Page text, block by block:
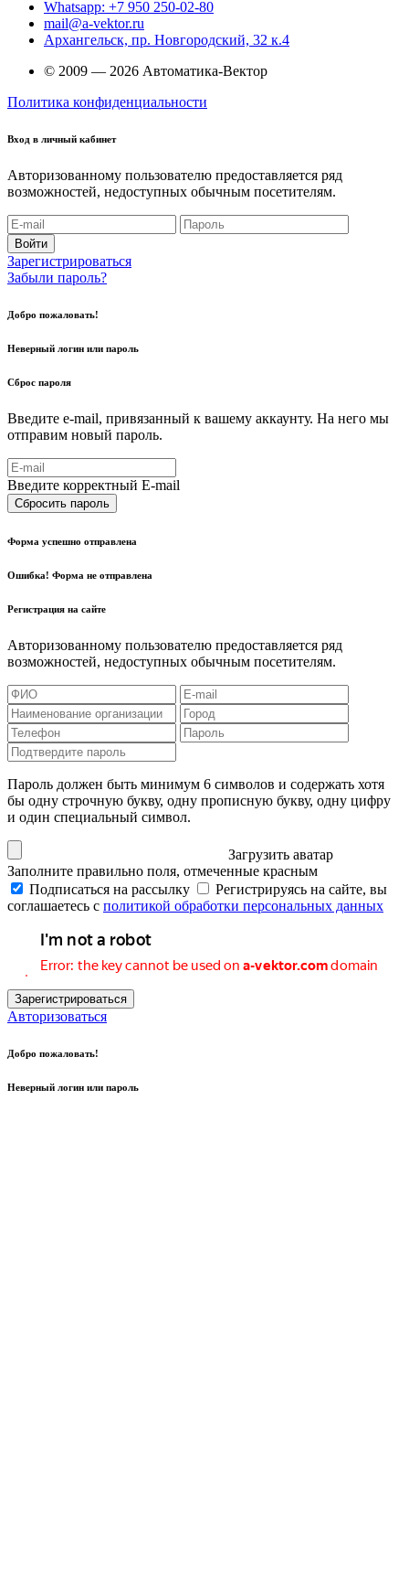
Whatsapp: +7 950 250-02-80
mail@a-vektor.ru
Архангельск, пр. Новгородский, 32 к.4
© 2009 — 2026 Автоматика-Вектор
Политика конфиденциальности
Вход в личный кабинет
Авторизованному пользователю предоставляется ряд
возможностей, недоступных обычным посетителям.
Войти
Зарегистрироваться
Забыли пароль?
Добро пожаловать!
Неверный логин или пароль
Сброс пароля
Введите e-mail, привязанный к вашему аккаунту. На него мы
отправим новый пароль.
Введите корректный E-mail
Сбросить пароль
Форма успешно отправлена
Ошибка! Форма не отправлена
Регистрация на сайте
Авторизованному пользователю предоставляется ряд
возможностей, недоступных обычным посетителям.
Пароль должен быть минимум 6 символов и содержать хотя
бы одну строчную букву, одну прописную букву, одну цифру
и один специальный символ.
Загрузить аватар
Заполните правильно поля, отмеченные красным
Подписаться на рассылку
Регистрируясь на сайте, вы
соглашаетесь с политикой обработки персональных данных
Зарегистрироваться
Авторизоваться
Добро пожаловать!
Неверный логин или пароль